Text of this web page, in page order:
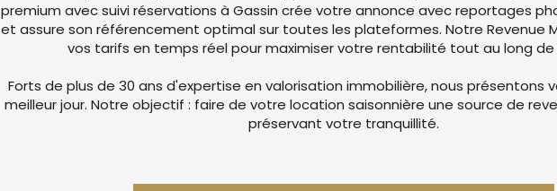
premium avec suivi réservations à Gassin crée votre annonce avec reportages
et assure son référencement optimal sur toutes les plateformes. Notre Revenue
vos tarifs en temps réel pour maximiser votre rentabilité tout au long de
Forts de plus de 30 ans d'expertise en valorisation immobilière, nous présentons
meilleur jour. Notre objectif : faire de votre location saisonnière une source de
préservant votre tranquillité.